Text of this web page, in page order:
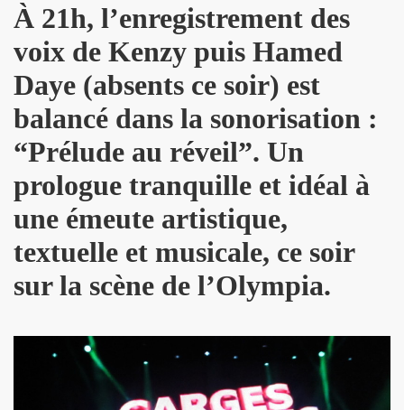
À 21h, l’enregistrement des
voix de Kenzy puis Hamed
Daye (absents ce soir) est
balancé dans la sonorisation :
“Prélude au réveil”. Un
prologue tranquille et idéal à
une émeute artistique,
textuelle et musicale, ce soir
sur la scène de l’Olympia.
8 octobre 2010 a l UNDERBELLY CLUB a LONDRES.
septembre 2010 aux BOUFFES DU NORD (Paris).
6, 7 et 8 aout 2010 au festival "LES NUITS SECRETES"
le 20 juillet 2010 aux "TOILES DU SUD" a COTIGNAC
a NICE (06).
juin 2010 a l'EDEN ROC a ANTIBES (06).
le 4 juin 2010 au CLOITRE DES JACOBINS a
A SERGE REZVANI" le 2 juin 2010 aux TROIS
FRANCE le 15 mai 2010 au musee MAC-VAL de
BARDOT ("MON BB")" le 15 avril 2010 a la FNAC